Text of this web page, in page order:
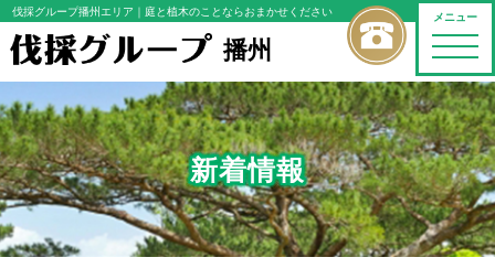
メニュー
toggle
伐採グループ播州エリア ｜庭と植木のことならおまかせください
播州
新着情報